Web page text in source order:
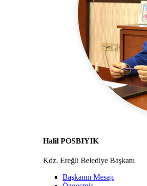
Halil POSBIYIK
Kdz. Ereğli Belediye Başkanı
Başkanın Mesajı